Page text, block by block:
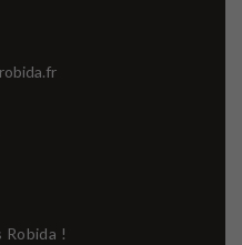
S’ouvre
Robida !